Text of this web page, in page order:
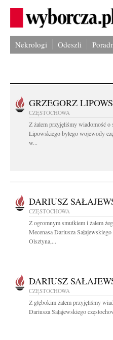
Nekrologi Odeszli
GRZEGORZ
CZĘSTOCHOWA
Z żalem przyjęliśmy wiadomość o
Lipowskiego byłego wojewody
w...
DARIUSZ
CZĘSTOCHOWA
Z ogromnym smutkiem i żalem
Mecenasa Dariusza
Olsztyna,...
DARIUSZ
CZĘSTOCHOWA
Z głębokim żalem przyjęliśmy
Dariusza Sałajewskiego